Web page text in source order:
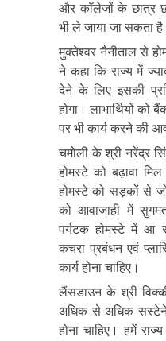
और कॉलेजों के छात्र
भी ले जाया जा सकता
मुक्तेश्वर नैनीताल से
ने कहा कि राज्य में
देने के लिए इसकी
होगा। लाभार्थियों
पर भी कार्य करने की
चमोली के श्री नरेंद्र
होमस्टे को बढ़ावा
होमस्टे को सड़कों से
को आवाजाही में
पर्यटक होमस्टे में आ
कचरा प्रबंधन एवं
कार्य होना चाहिए।
लैंसडाउन के श्री
अधिक से अधिक
होना चाहिए। हमें